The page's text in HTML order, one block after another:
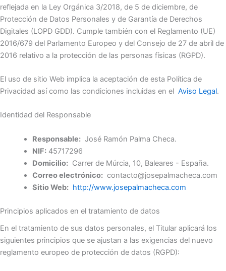
reflejada en la Ley Orgánica 3/2018, de 5 de diciembre, de
Protección de Datos Personales y de Garantía de Derechos
Digitales (LOPD GDD). Cumple también con el Reglamento (UE)
2016/679 del Parlamento Europeo y del Consejo de 27 de abril de
2016 relativo a la protección de las personas físicas (RGPD).
El uso de sitio Web implica la aceptación de esta Política de
Privacidad así como las condiciones incluidas en el Aviso Legal.
Identidad del Responsable
Responsable:José Ramón Palma Checa.
NIF:45717296
Domicilio:Carrer de Múrcia, 10, Baleares - España.
Correo electrónico:contacto@josepalmacheca.com
Sitio Web: http://www.josepalmacheca.com
Principios aplicados en el tratamiento de datos
En el tratamiento de sus datos personales, el Titular aplicará los
siguientes principios que se ajustan a las exigencias del nuevo
reglamento europeo de protección de datos (RGPD):